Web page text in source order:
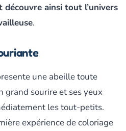
découvre ainsi tout l’univers
.
une abeille toute
grand sourire et ses yeux
les tout-petits.
expérience de coloriage